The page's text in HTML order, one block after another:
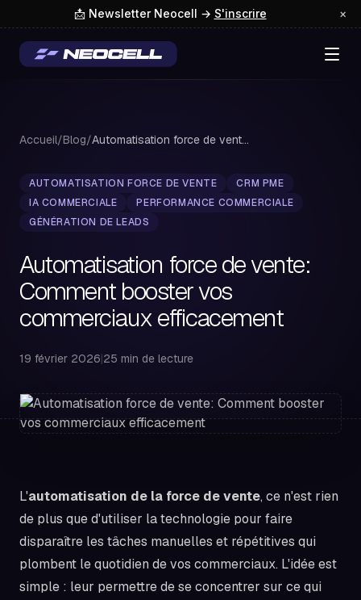
📩 Newsletter Neocell → S'inscrire ×
Accueil/Blog/ Automatisation force de vente: Comment booster ...
AUTOMATISATION FORCE DE VENTE
CRM PME
IA COMMERCIALE
PERFORMANCE COMMERCIALE
GÉNÉRATION DE LEADS
Automatisation force de vente:
Comment booster vos
commerciaux efficacement
19 février 2026|25 min de lecture
L'automatisation de la force de vente, ce n'est rien
de plus que d'utiliser la technologie pour faire
disparaître les tâches manuelles et répétitives qui
plombent le quotidien de vos commerciaux. L'idée est
simple : leur permettre de se concentrer sur ce qui